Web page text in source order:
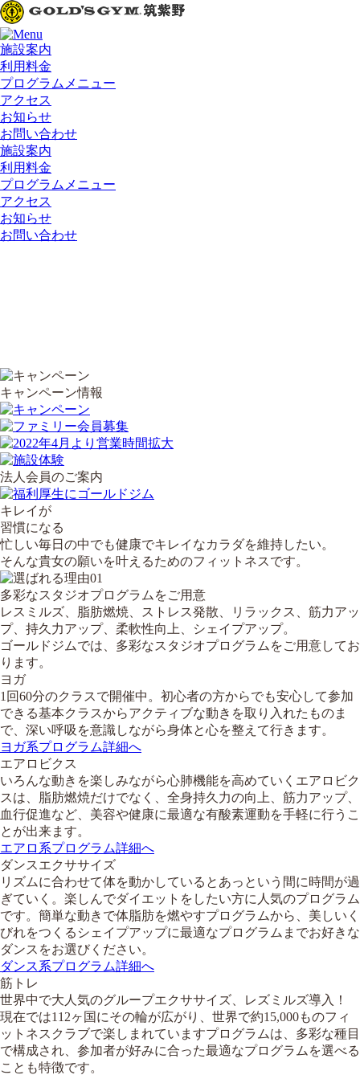
施設案内
利用料金
プログラムメニュー
アクセス
お知らせ
お問い合わせ
施設案内
利用料金
プログラムメニュー
アクセス
お知らせ
お問い合わせ
キャンペーン情報
法人会員のご案内
キレイ が
習慣になる
忙しい毎日の中でも健康でキレイなカラダを維持したい。
そんな貴女の願いを叶えるためのフィットネスです。
多彩なスタジオプログラムをご用意
レスミルズ、脂肪燃焼、ストレス発散、リラックス、筋力アッ
プ、持久力アップ、柔軟性向上、シェイプアップ。
ゴールドジムでは、多彩なスタジオプログラムをご用意してお
ります。
ヨガ
1回60分のクラスで開催中。初心者の方からでも安心して参加
できる基本クラスからアクティブな動きを取り入れたものま
で、深い呼吸を意識しながら身体と心を整えて行きます。
ヨガ系プログラム詳細へ
エアロビクス
いろんな動きを楽しみながら心肺機能を高めていくエアロビク
スは、脂肪燃焼だけでなく、全身持久力の向上、筋力アップ、
血行促進など、美容や健康に最適な有酸素運動を手軽に行うこ
とが出来ます。
エアロ系プログラム詳細へ
ダンスエクササイズ
リズムに合わせて体を動かしているとあっという間に時間が過
ぎていく。楽しんでダイエットをしたい方に人気のプログラム
です。簡単な動きで体脂肪を燃やすプログラムから、美しいく
びれをつくるシェイプアップに最適なプログラムまでお好きな
ダンスをお選びください。
ダンス系プログラム詳細へ
筋トレ
世界中で大人気のグループエクササイズ、レズミルズ導入！
現在では112ヶ国にその輪が広がり、世界で約15,000ものフィ
ットネスクラブで楽しまれていますプログラムは、多彩な種目
で構成され、参加者が好みに合った最適なプログラムを選べる
ことも特徴です。